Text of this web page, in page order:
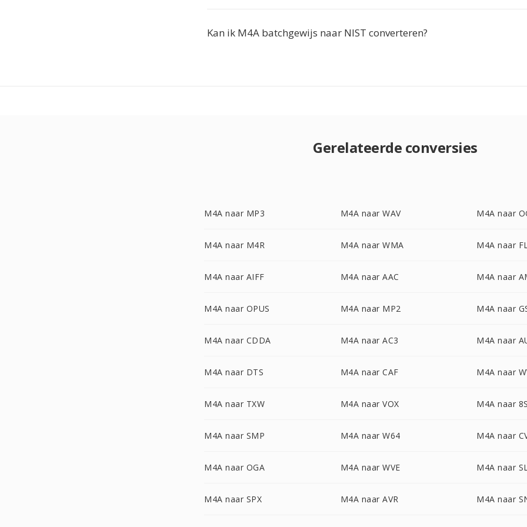
Kan ik M4A batchgewijs naar NIST converteren?
Gerelateerde conversies
M4A naar MP3 M4A naar WAV M4A naar
M4A naar M4R M4A naar WMA M4A naar
M4A naar AIFF M4A naar AAC M4A naar
M4A naar OPUS M4A naar MP2 M4A naar
M4A naar CDDA M4A naar AC3 M4A naar
M4A naar DTS M4A naar CAF M4A naar
M4A naar TXW M4A naar VOX M4A naar
M4A naar SMP M4A naar W64 M4A naar
M4A naar OGA M4A naar WVE M4A naar
M4A naar SPX M4A naar AVR M4A naar